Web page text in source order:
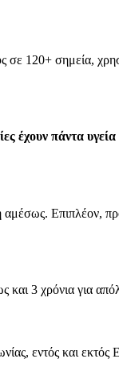
σε 120+ σημεία,
έχουν πάντα
αμέσως. Επιπλέον,
3 χρόνια για
εντός και εκτός